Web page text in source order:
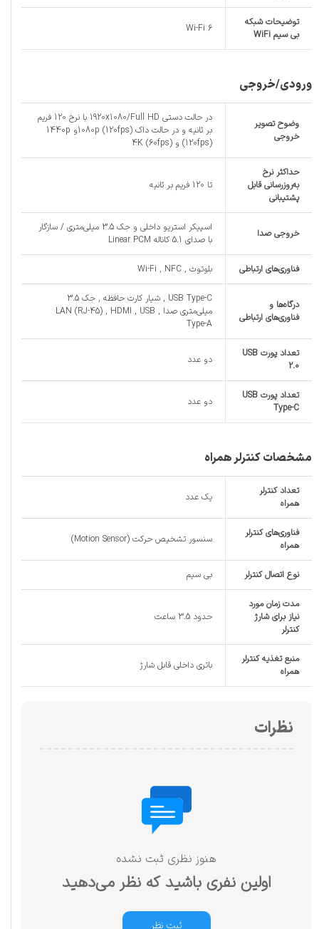
توضیحات شبکه
بی سیم WiFi
Wi-Fi 6
ورودی/خروجی
وضوح تصویر
خروجی
در حالت دستی 1920x1080/Full HD با نرخ 120 فریم
بر ثانیه و در حالت داک 1080p (120fps)و 1440p
(120fps) و 4K (60fps)
حداکثر نرخ
به‌روزرسانی قابل
پشتیبانی
تا 120 فریم بر ثانیه
خروجی صدا
اسپیکر استریو داخلی و جک 3.5 میلی‌متری / سازگار
با صدای 5.1 کاناله Linear PCM
فناوری‌های ارتباطی بلوتوث , Wi-Fi , NFC
درگاه‌ها و
فناوری‌های ارتباطی
USB Type-C , شیار کارت حافظه , جک 3.5
میلی‌متری صدا , LAN (RJ-45) , HDMI , USB
Type-A
تعداد پورت USB
2.0
دو عدد
تعداد پورت USB
Type-C
دو عدد
مشخصات کنترلر همراه
تعداد کنترلر
همراه
یک عدد
فناوری‌های کنترلر
همراه
سنسور تشخیص حرکت (Motion Sensor)
نوع اتصال کنترلر بی سیم
مدت زمان مورد
نیاز برای شارژ
کنترلر
حدود 3.5 ساعت
منبع تغذیه کنترلر
همراه
باتری داخلی قابل شارژ
نظرات
هنوز نظری ثبت نشده
اولین نفری باشید که نظر می‌دهید
ثبت نظر